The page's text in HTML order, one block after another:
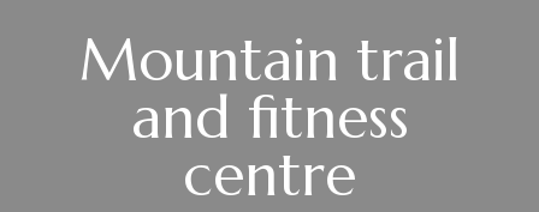
Mountain trail
and fitness
centre